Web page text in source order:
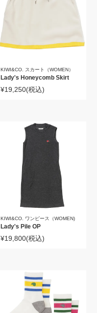
KIWI&CO. スカート（WOMEN）
Lady's Honeycomb Skirt
¥19,250(税込)
KIWI&CO. ワンピース（WOMEN)
Lady's Pile OP
¥19,800(税込)